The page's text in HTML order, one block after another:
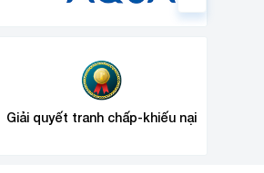
Giải quyết tranh chấp-khiếu nại